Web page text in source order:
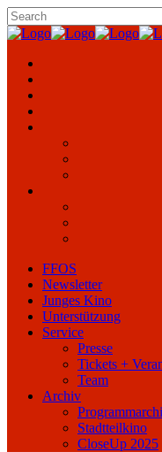
FFOS
Newsletter
Junges Kino
Unterstützung
Service
Presse
Tickets +
Team
Archiv
Stadtteilkino
CloseUp 2025